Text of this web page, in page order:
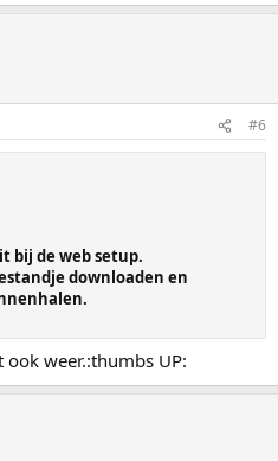
#6
bij de web setup.
downloaden en
weer.:thumbs UP: